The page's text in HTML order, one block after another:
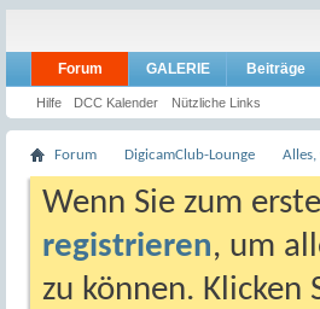
Forum
Hilfe DCC Kalender Nützliche Links
GALERIE Beiträge
Forum DigicamClub-Lounge
Wenn Sie zum
registrieren, um
zu können. Klicken